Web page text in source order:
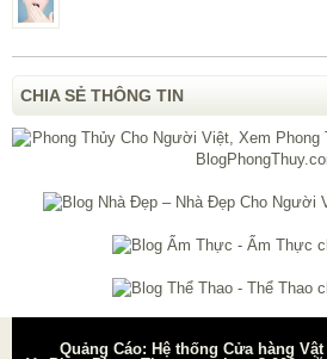
CHIA SẺ THÔNG TIN
Quảng Cáo: Hệ thống Cửa hàng